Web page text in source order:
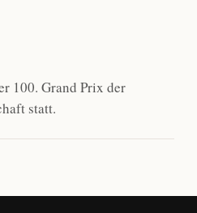
100. Grand Prix der
statt.